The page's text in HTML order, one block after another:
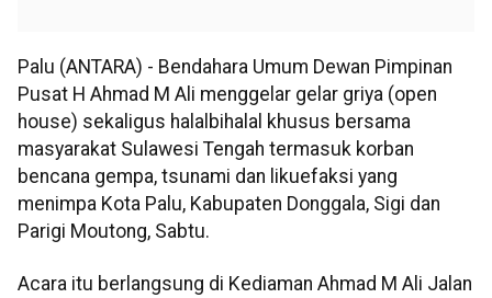
Palu (ANTARA) - Bendahara Umum Dewan Pimpinan
Pusat H Ahmad M Ali menggelar gelar griya (open
house) sekaligus halalbihalal khusus bersama
masyarakat Sulawesi Tengah termasuk korban
bencana gempa, tsunami dan likuefaksi yang
menimpa Kota Palu, Kabupaten Donggala, Sigi dan
Parigi Moutong, Sabtu.
Acara itu berlangsung di Kediaman Ahmad M Ali Jalan